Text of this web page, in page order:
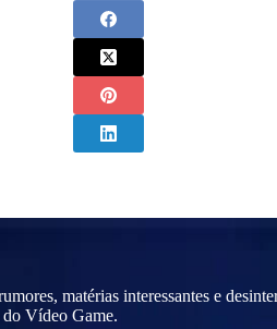
matérias interessantes e
do Vídeo Game.